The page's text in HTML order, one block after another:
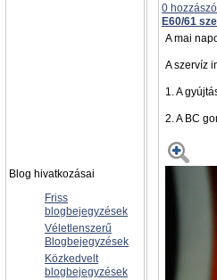
Blog hivatkozásai
Friss
blogbejegyzések
Véletlenszerű
Blogbejegyzések
Közkedvelt
blogbejegyzések
0
E60/61
A mai
A szervíz
1. A
2. A BC